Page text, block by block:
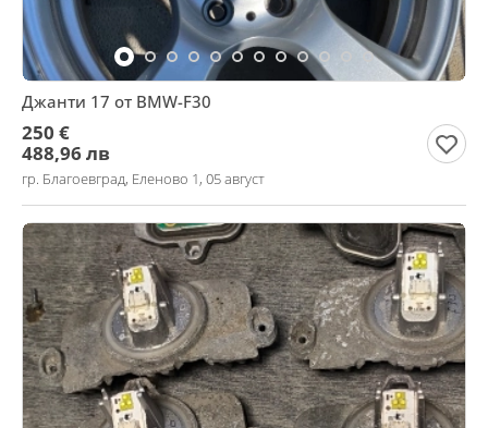
Джанти 17 от BMW-F30
250 €
488,96 лв
гр. Благоевград, Еленово 1, 05 август